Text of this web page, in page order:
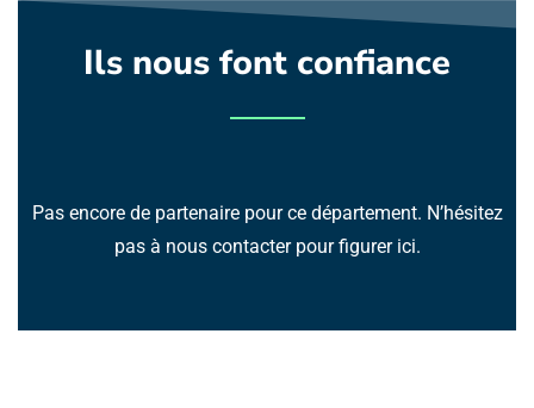
Ils nous font confiance
Pas encore de partenaire pour ce département. N’hésitez
pas à nous contacter pour figurer ici.